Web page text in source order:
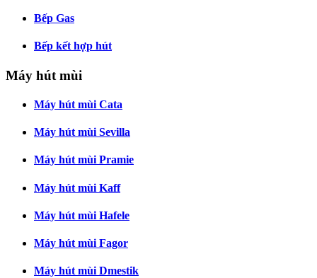
Bếp Gas
Bếp kết hợp hút
Máy hút mùi
Máy hút mùi Cata
Máy hút mùi Sevilla
Máy hút mùi Pramie
Máy hút mùi Kaff
Máy hút mùi Hafele
Máy hút mùi Fagor
Máy hút mùi Dmestik